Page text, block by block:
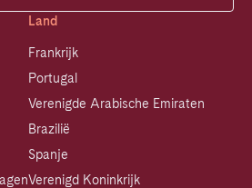
Land
Frankrijk
Portugal
Verenigde Arabische Emiraten
Brazilië
Spanje
Verenigd Koninkrijk